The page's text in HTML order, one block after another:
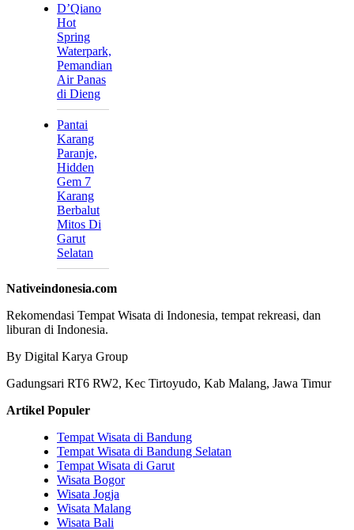
D’Qiano
Hot
Spring
Waterpark,
Pemandian
Air Panas
di Dieng
Pantai
Karang
Paranje,
Hidden
Gem 7
Karang
Berbalut
Mitos Di
Garut
Selatan
Nativeindonesia.com
Rekomendasi Tempat Wisata di Indonesia, tempat rekreasi, dan
liburan di Indonesia.
By Digital Karya Group
Gadungsari RT6 RW2, Kec Tirtoyudo, Kab Malang, Jawa Timur
Artikel Populer
Tempat Wisata di Bandung
Tempat Wisata di Bandung Selatan
Tempat Wisata di Garut
Wisata Bogor
Wisata Jogja
Wisata Malang
Wisata Bali